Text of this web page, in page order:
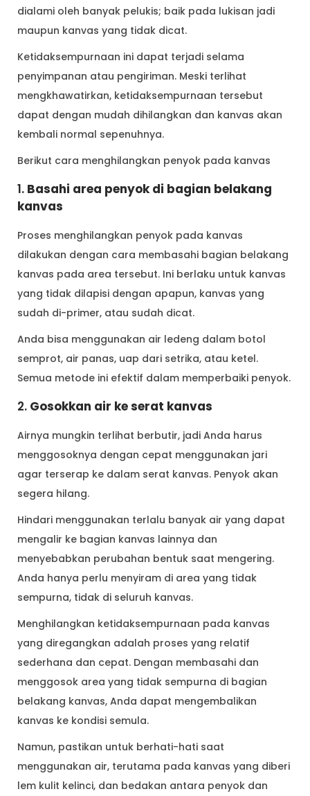
dialami oleh banyak pelukis; baik pada lukisan jadi
maupun kanvas yang tidak dicat.
Ketidaksempurnaan ini dapat terjadi selama
penyimpanan atau pengiriman. Meski terlihat
mengkhawatirkan, ketidaksempurnaan tersebut
dapat dengan mudah dihilangkan dan kanvas akan
kembali normal sepenuhnya.
Berikut cara menghilangkan penyok pada kanvas
1. Basahi area penyok di bagian belakang
kanvas
Proses menghilangkan penyok pada kanvas
dilakukan dengan cara membasahi bagian belakang
kanvas pada area tersebut. Ini berlaku untuk kanvas
yang tidak dilapisi dengan apapun, kanvas yang
sudah di-primer, atau sudah dicat.
Anda bisa menggunakan air ledeng dalam botol
semprot, air panas, uap dari setrika, atau ketel.
Semua metode ini efektif dalam memperbaiki penyok.
2. Gosokkan air ke serat kanvas
Airnya mungkin terlihat berbutir, jadi Anda harus
menggosoknya dengan cepat menggunakan jari
agar terserap ke dalam serat kanvas. Penyok akan
segera hilang.
Hindari menggunakan terlalu banyak air yang dapat
mengalir ke bagian kanvas lainnya dan
menyebabkan perubahan bentuk saat mengering.
Anda hanya perlu menyiram di area yang tidak
sempurna, tidak di seluruh kanvas.
Menghilangkan ketidaksempurnaan pada kanvas
yang diregangkan adalah proses yang relatif
sederhana dan cepat. Dengan membasahi dan
menggosok area yang tidak sempurna di bagian
belakang kanvas, Anda dapat mengembalikan
kanvas ke kondisi semula.
Namun, pastikan untuk berhati-hati saat
menggunakan air, terutama pada kanvas yang diberi
lem kulit kelinci, dan bedakan antara penyok dan